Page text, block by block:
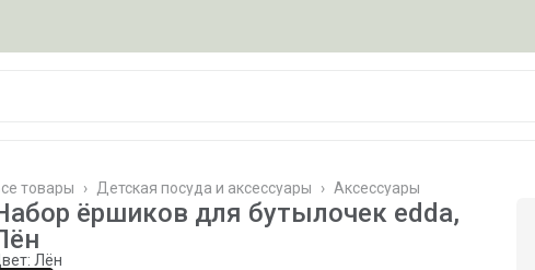
Аксессуары
Детская посуда и аксессуары ›
товары
›
ёршиков для бутылочек edda,
Лён